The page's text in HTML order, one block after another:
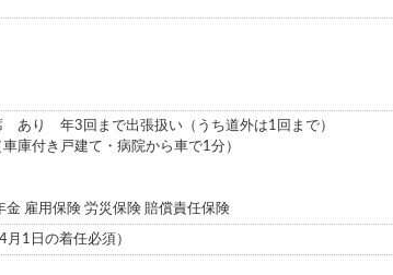
あり 年3回まで出張扱い（うち道外は1回まで）
庫付き戸建て・病院から車で1分）
金 雇用保険 労災保険 賠償責任保険
1日の着任必須）